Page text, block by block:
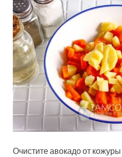
Очистите авокадо от кожуры